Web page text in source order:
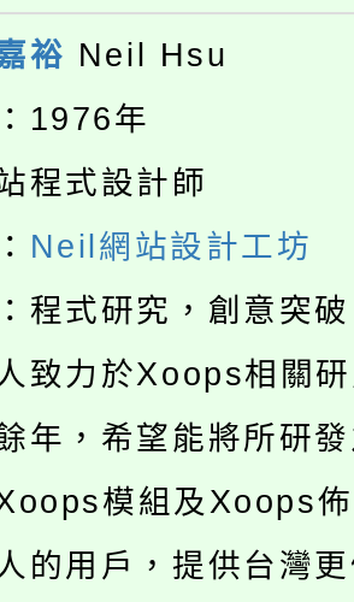
惠，詳情可洽有
增能研習
造教育及科技中
研習
生活教案入校路
食農教育專業人
祭」8/29、30在
登場!
午1時於龍潭區
動。
桃局內行報名
。
至27日，桃園電
桃園市運動會8/
及游泳池舉行。
低收入戶享有免
惠，中低收入戶
造教育及科技中
裕 Neil Hsu
1976年
程式設計師
Neil網站設計工坊
程式研究，創意突
致力於Xoops相關
年，希望能將所研
模組及Xoops
的用戶，提供台灣